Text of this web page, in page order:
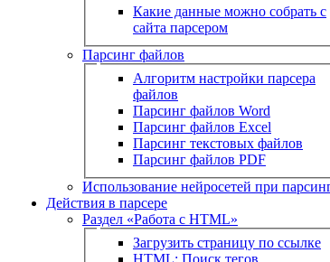
Какие данные можно собрать с
сайта парсером
Парсинг файлов
Алгоритм настройки парсера
файлов
Парсинг файлов Word
Парсинг файлов Excel
Парсинг текстовых файлов
Парсинг файлов PDF
Использование нейросетей при
Действия в парсере
Раздел «Работа с HTML»
Загрузить страницу по ссылке
HTML: Поиск тегов